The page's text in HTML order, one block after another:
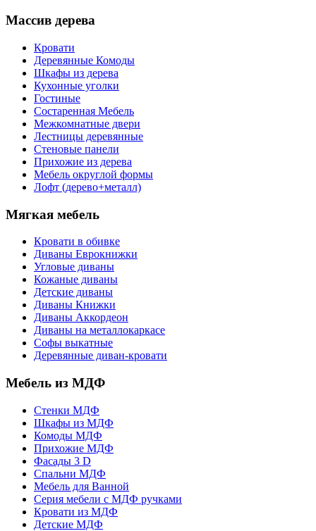
Массив дерева
Кровати
Деревянные Комоды
Шкафы из дерева
Кухонные уголки
Гостиные
Состаренная Мебель
Межкомнатные двери
Лестницы деревянные
Стеновые панели
Прихожие из дерева
Мебель округлой формы
Лофт (дерево+металл)
Мягкая мебель
Кровати в обивке
Диваны Еврокнижки
Угловые диваны
Кожаные диваны
Детские диваны
Диваны Книжки
Диваны Аккордеон
Диваны на металлокаркасе
Софы выкатные
Деревянные диван-кровати
Мебель из МДФ
Стенки МДФ
Шкафы из МДФ
Комоды МДФ
Прихожие МДФ
Фасады 3 D
Спальни МДФ
Мебель для Ванной
Серия мебели с МДФ ручками
Кровати из МДФ
Детские МДФ